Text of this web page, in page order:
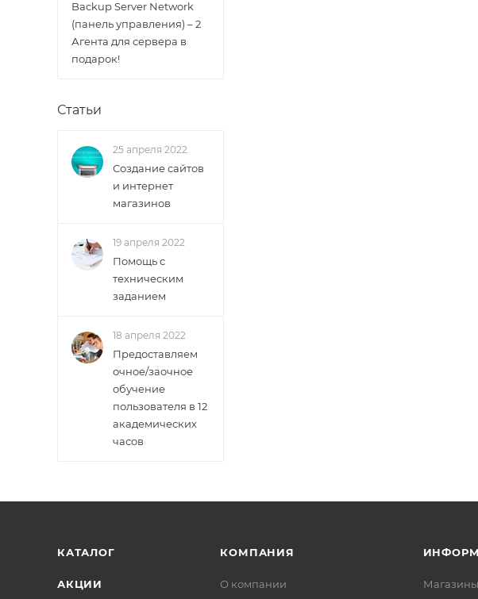
Backup Server Network
(панель управления) – 2
Агента для сервера в
подарок!
Статьи
25 апреля 2022
Создание сайтов
и интернет
магазинов
19 апреля 2022
Помощь с
техническим
заданием
18 апреля 2022
Предоставляем
очное/заочное
обучение
пользователя в 12
академических
часов
КАТАЛОГ
АКЦИИ
КОМПАНИЯ
О компании
Магазины